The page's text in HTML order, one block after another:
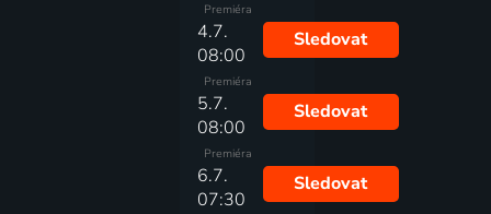
Premiéra
4.7.
08:00
Premiéra
Sledovat
5.7.
08:00
Premiéra
Sledovat
6.7.
07:30
Sledovat